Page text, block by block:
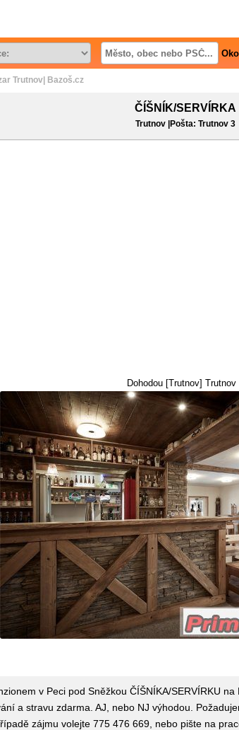
Trutnov| Bazoš.cz
ČÍŠNÍK/SERVÍRKA
Trutnov |Pošta: Trutnov 3
Dohodou [Trutnov] Trutnov
v Peci pod Sněžkou ČÍŠNÍKA/SERVÍRKU
a stravu zdarma. AJ, nebo NJ výhodou.
zájmu volejte 775 476 669, nebo pište na